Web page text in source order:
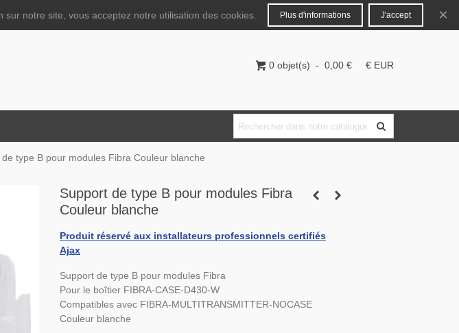
Français Connecter
0 objet(s) - 0,00 € € EUR
de type B pour modules Fibra Couleur blanche
Support de type B pour modules Fibra
Couleur blanche
Produit réservé aux installateurs professionnels certifiés
Ajax
Support de type B pour modules Fibra
Pour le boîtier FIBRA-CASE-D430-W
Compatibles avec FIBRA-MULTITRANSMITTER-NOCASE
Couleur blanche
sur notre site, vous acceptez notre utilisation des cookies. Plus d'informations J'accept ×